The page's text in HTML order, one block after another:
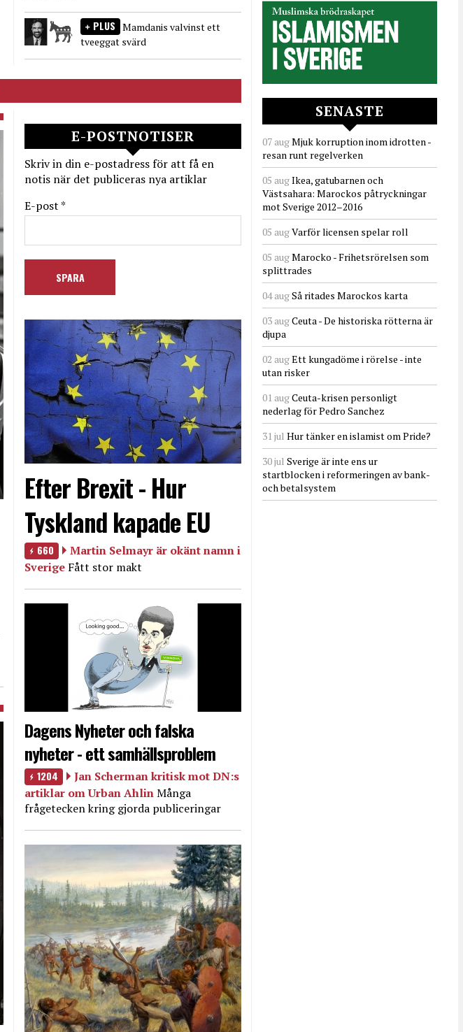
PLUS Mamdanis valvinst ett
tveeggat svärd
E-POSTNOTISER
Skriv in din e-postadress för att få en
notis när det publiceras nya artiklar
E-post *
Efter Brexit - Hur
Tyskland kapade EU
660
Martin Selmayr är okänt namn i
Sverige Fått stor makt
Dagens Nyheter och falska
nyheter - ett samhällsproblem
1204
Jan Scherman kritisk mot DN:s
artiklar om Urban AhlinMånga
frågetecken kring gjorda publiceringar
SENASTE
07 augMjuk korruption inom idrotten -
resan runt regelverken
05 augIkea, gatubarnen och
Västsahara: Marockos påtryckningar
mot Sverige 2012–2016
05 augVarför licensen spelar roll
05 augMarocko - Frihetsrörelsen som
splittrades
04 augSå ritades Marockos karta
03 augCeuta - De historiska rötterna är
djupa
02 augEtt kungadöme i rörelse - inte
utan risker
01 augCeuta-krisen personligt
nederlag för Pedro Sanchez
31 jul Hur tänker en islamist om Pride?
30 jul Sverige är inte ens ur
startblocken i reformeringen av bank-
och betalsystem